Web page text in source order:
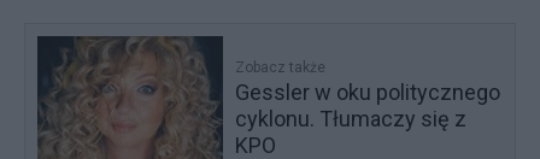
Zobacz także
Gessler w oku politycznego
cyklonu. Tłumaczy się z
KPO